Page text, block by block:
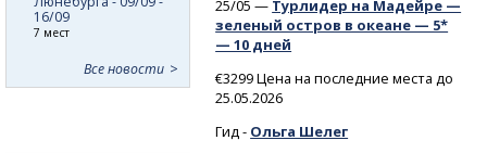
25/05 — Турлидер на Мадейре —
зеленый остров в океане — 5*
— 10 дней
€3299 Цена на последние места до
25.05.2026
Гид - Ольга Шелег
16/09
7 мест
Все новости